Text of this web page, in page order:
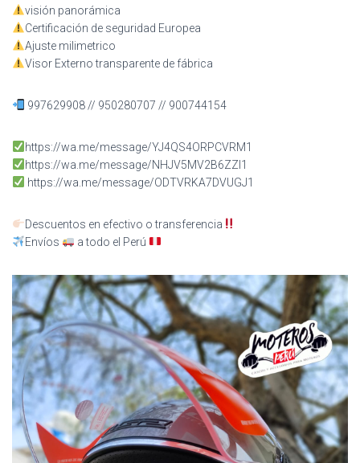
visión panorámica
Certificación de seguridad Europea
Ajuste milimetrico
Visor Externo transparente de fábrica
997629908 // 950280707 // 900744154
https://wa.me/message/YJ4QS4ORPCVRM1
https://wa.me/message/NHJV5MV2B6ZZI1
https://wa.me/message/ODTVRKA7DVUGJ1
Descuentos en efectivo o transferencia
Envíos
a todo el Perú